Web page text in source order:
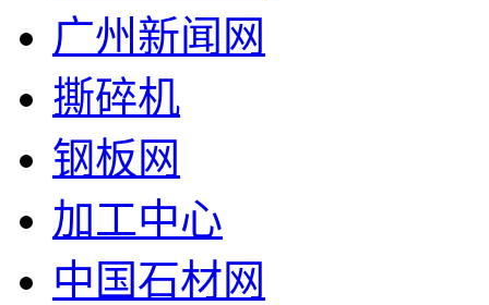
广州新闻网
撕碎机
钢板网
加工中心
中国石材网